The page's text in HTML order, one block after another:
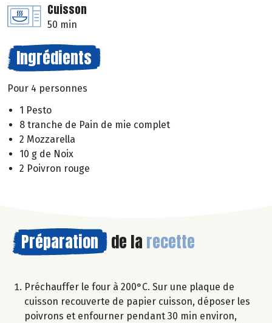
Cuisson
50 min
Ingrédients
Pour 4 personnes
1 Pesto
8 tranche de Pain de mie complet
2 Mozzarella
10 g de Noix
2 Poivron rouge
Préparation de la recette
Préchauffer le four à 200°C. Sur une plaque de
cuisson recouverte de papier cuisson, déposer les
poivrons et enfourner pendant 30 min environ,